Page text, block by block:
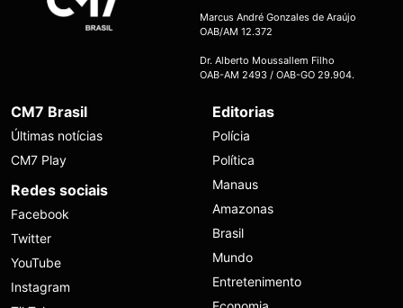
Marcus André Gonzales de Araújo
OAB/AM 12.372
Dr. Alberto Moussallem Filho
OAB-AM 2493 / OAB-GO 29.904.
CM7 Brasil
Últimas notícias
CM7 Play
Redes sociais
Facebook
Twitter
YouTube
Instagram
Editorias
Polícia
Política
Manaus
Amazonas
Brasil
Mundo
Entretenimento